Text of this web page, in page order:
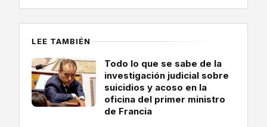
LEE TAMBIÉN
Todo lo que se sabe de la
investigación judicial sobre
suicidios y acoso en la
oficina del primer ministro
de Francia